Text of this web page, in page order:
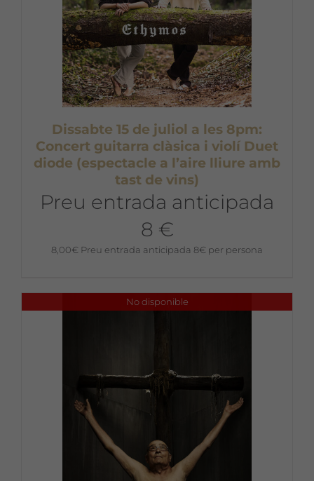
Dissabte 15 de juliol a les 8pm:
Concert guitarra clàsica i violí Duet
diode (espectacle a l’aire lliure amb
tast de vins)
Preu entrada anticipada
8 €
8,00€ Preu entrada anticipada 8€ per persona
No disponible